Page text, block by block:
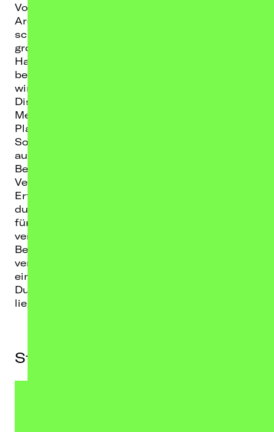
Von der vermeintlichen Nische bis hin zum
Arena-Act brennen wir daher genauso für
schwitzige Clubs und Showcases wie für
große Hallen, Stadien oder Open-Airs.
Hauptsache kreativ und mitreißend statt
beliebig und monoton. Nur eine Grenze haben
wir: Rassismus oder jegliche andere Arten von
Diskriminierung und gruppenbezogener
Menschenfeindlichkeit finden bei uns keinen
Platz.
So divers und bunt wie unser Programm ist
auch das Team an unseren Standorten in
Berlin, Dresden, Rostock und Leipzig. Die tiefe
Verwurzelung in der Subkultur und jahrelange
Erfahrung mit Großveranstaltungen werden
durch unsere Leidenschaft und Begeisterung
für Konzerte zu einem engen Geflecht
verwoben. Dabei sind wir für Künstler*innen,
Besucher*innen und Agenturen innovative und
verlässliche Partner*innen, denen jede
einzelne Facette der Planung und
Durchführung einer Veranstaltung am Herzen
liegt.
Standorte